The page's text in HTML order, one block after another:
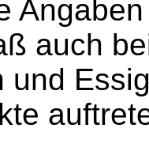
auch
und